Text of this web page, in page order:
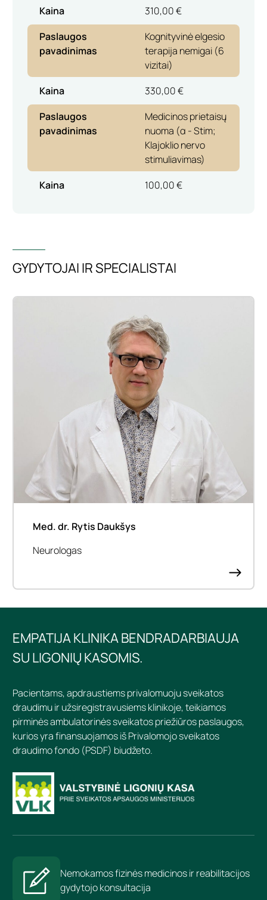
Kaina
310,00 €
Paslaugos
pavadinimas
Kognityvinė elgesio
terapija nemigai (6
vizitai)
Kaina
330,00 €
Paslaugos
pavadinimas
Medicinos prietaisų
nuoma (α - Stim;
Klajoklio nervo
stimuliavimas)
Kaina
100,00 €
GYDYTOJAI IR SPECIALISTAI
Med. dr. Rytis Daukšys
Neurologas
EMPATIJA KLINIKA BENDRADARBIAUJA
SU LIGONIŲ KASOMIS.
Pacientams, apdraustiems privalomuoju sveikatos
draudimu ir užsiregistravusiems klinikoje, teikiamos
pirminės ambulatorinės sveikatos priežiūros paslaugos,
kurios yra finansuojamos iš Privalomojo sveikatos
draudimo fondo (PSDF) biudžeto.
Nemokamos fizinės medicinos ir reabilitacijos
gydytojo konsultacija